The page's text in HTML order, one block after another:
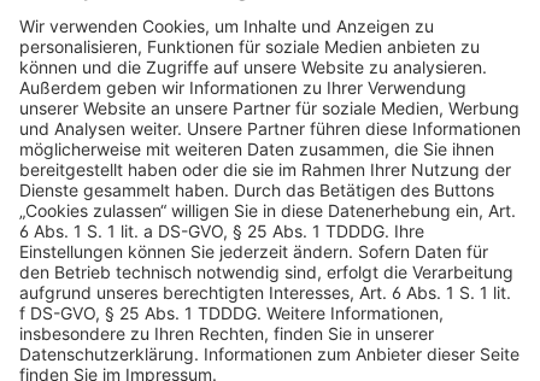
AGB Datenschutz
Impressum
Sicherheitshinweis
Compliance